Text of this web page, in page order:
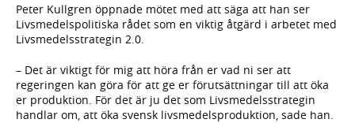
Peter Kullgren öppnade mötet med att säga att han ser
Livsmedelspolitiska rådet som en viktig åtgärd i arbetet med
Livsmedelsstrategin 2.0.
– Det är viktigt för mig att höra från er vad ni ser att
regeringen kan göra för att ge er förutsättningar till att öka
er produktion. För det är ju det som Livsmedelsstrategin
handlar om, att öka svensk livsmedelsproduktion, sade han.